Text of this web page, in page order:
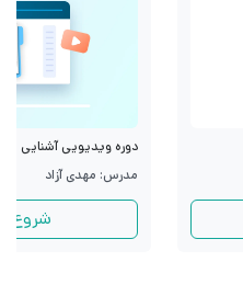
دوره ویدیویی آشنایی با
مدرس: مهدی آزاد
شروع